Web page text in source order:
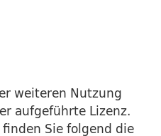
weiteren Nutzung
aufgeführte Lizenz.
Sie folgend die